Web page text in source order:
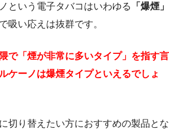
という電子タバコはいわゆる
「爆煙」
吸い応えは抜群です。
で「煙が非常に多いタイプ」を指す言
ケーノは爆煙タイプといえるでしょ
切り替えたい方におすすめの製品とな